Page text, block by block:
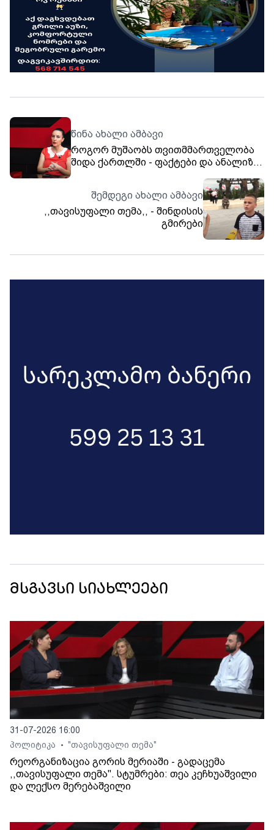
წინა ახალი ამბავი
როგორ მუშაობს თვითმმართველობა
შიდა ქართლში - ფაქტები და ანალიზი.
შემდეგი ახალი ამბავი
,,თავისუფალი თემა,, - შინდისის
გმირები
მსგავსი სიახლეები
31-07-2026 16:00
პოლიტიკა
• "თავისუფალი თემა"
რეორგანიზაცია გორის მერიაში - გადაცემა
,,თავისუფალი თემა". სტუმრები: თეა კეჩხუაშვილი
და ლექსო მერებაშვილი